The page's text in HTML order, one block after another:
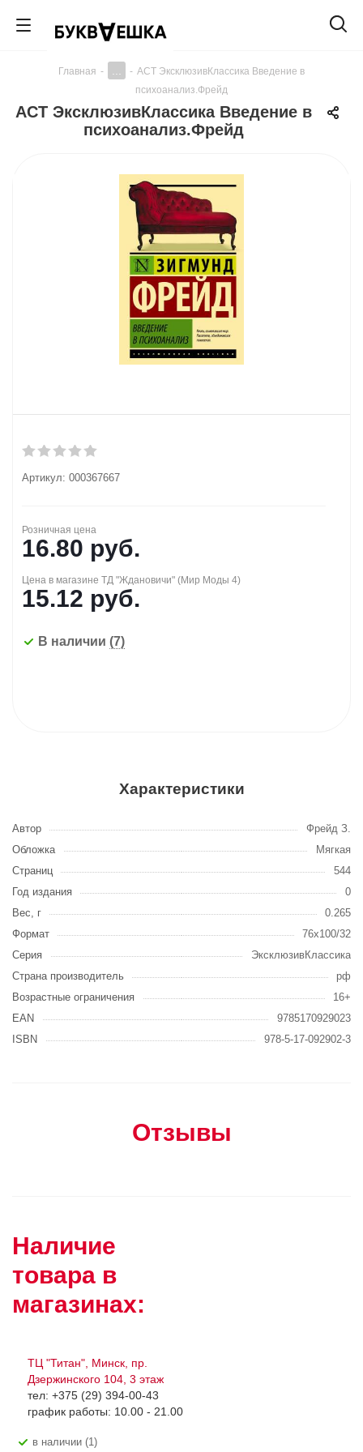
Главная - - АСТ ЭксклюзивКлассика Введение в
психоанализ.Фрейд
АСТ ЭксклюзивКлассика Введение в
психоанализ.Фрейд
Артикул: 000367667
Розничная цена
16.80 руб.
Цена в магазине ТД "Ждановичи" (Мир Моды 4)
15.12 руб.
В наличии (7)
Характеристики
Автор
Фрейд З.
Обложка
Мягкая
Страниц
544
Год издания
0
Вес, г
0.265
Формат
76x100/32
Серия
ЭксклюзивКлассика
Страна производитель
рф
Возрастные ограничения
16+
EAN
9785170929023
ISBN
978-5-17-092902-3
Отзывы
Наличие
товара в
магазинах:
ТЦ "Титан", Минск, пр.
Дзержинского 104, 3 этаж
тел: +375 (29) 394-00-43
график работы: 10.00 - 21.00
В наличии (1)